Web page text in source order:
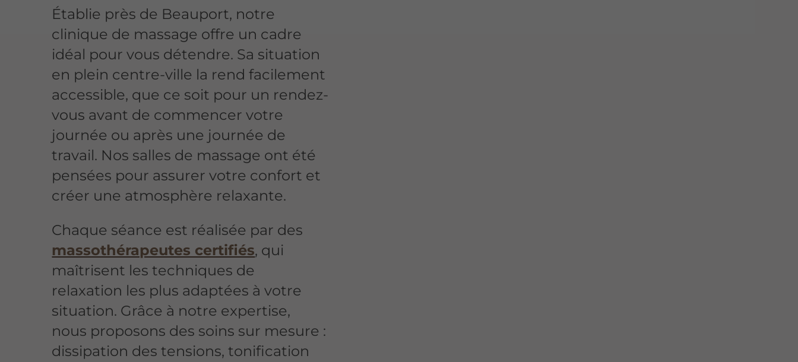
Établie près de Beauport, notre
clinique de massage offre un cadre
idéal pour vous détendre. Sa situation
en plein centre-ville la rend facilement
accessible, que ce soit pour un rendez-
vous avant de commencer votre
journée ou après une journée de
travail. Nos salles de massage ont été
pensées pour assurer votre confort et
créer une atmosphère relaxante.
Chaque séance est réalisée par des
massothérapeutes certifiés, qui
maîtrisent les techniques de
relaxation les plus adaptées à votre
situation. Grâce à notre expertise,
nous proposons des soins sur mesure :
dissipation des tensions, tonification